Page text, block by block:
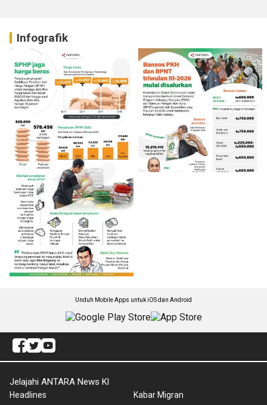
Infografik
Unduh Mobile Apps untuk iOS dan Android
Jelajahi ANTARA News Kl
Headlines Kabar Migran